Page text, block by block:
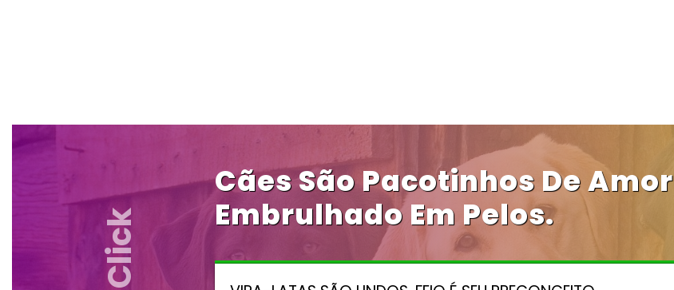
Cães São Pacotinhos De Amor
Embrulhado Em Pelos.